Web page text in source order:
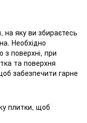
на яку ви збираєтесь
Необхідно
з поверхні, при
та поверхня
забезпечити гарне
плитки, щоб